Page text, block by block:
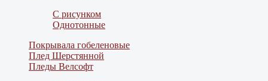
С рисунком
Однотонные
Покрывала гобеленовые
Плед Шерстянной
Пледы Велсофт